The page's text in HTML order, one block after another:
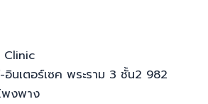
นเตอร์เซค พระราม 3 ชั้น2 982
พงพาง